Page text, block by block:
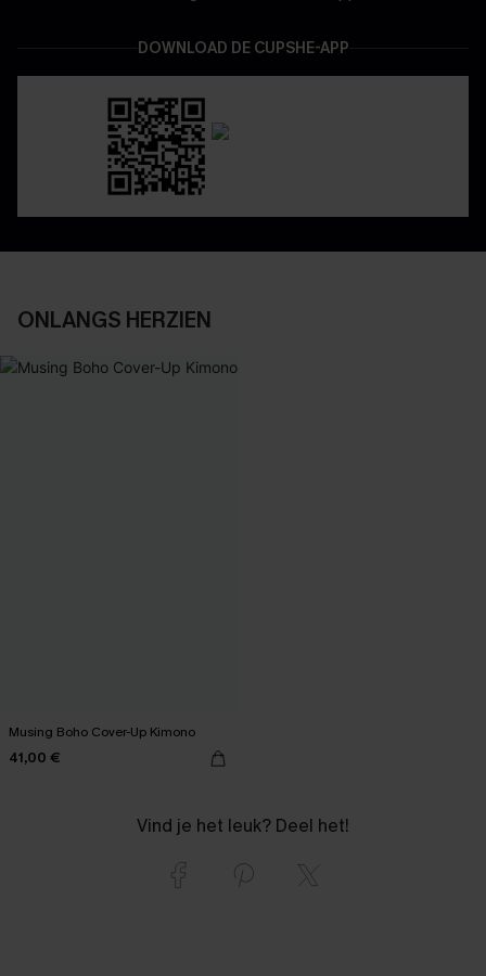
DOWNLOAD DE CUPSHE-APP
ONLANGS HERZIEN
Musing Boho Cover-Up Kimono
41,00 €
Vind je het leuk? Deel het!